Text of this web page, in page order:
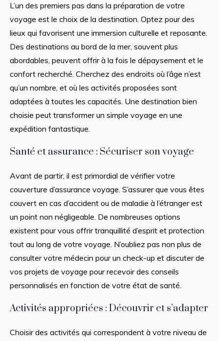
L’un des premiers pas dans la préparation de votre
voyage est le choix de la destination. Optez pour des
lieux qui favorisent une immersion culturelle et reposante.
Des destinations au bord de la mer, souvent plus
abordables, peuvent offrir à la fois le dépaysement et le
confort recherché. Cherchez des endroits où l’âge n’est
qu’un nombre, et où les activités proposées sont
adaptées à toutes les capacités. Une destination bien
choisie peut transformer un simple voyage en une
expédition fantastique.
Santé et assurance : Sécuriser son voyage
Avant de partir, il est primordial de vérifier votre
couverture d’assurance voyage. S’assurer que vous êtes
couvert en cas d’accident ou de maladie à l’étranger est
un point non négligeable. De nombreuses options
existent pour vous offrir tranquillité d’esprit et protection
tout au long de votre voyage. N’oubliez pas non plus de
consulter votre médecin pour un check-up et discuter de
vos projets de voyage pour recevoir des conseils
personnalisés en fonction de votre état de santé.
Activités appropriées : Découvrir et s’adapter
Choisir des activités qui correspondent à votre niveau de